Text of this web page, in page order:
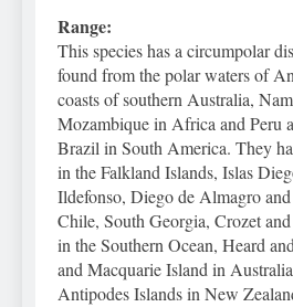
Range:
This species has a circumpolar
found from the polar waters of
coasts of southern Australia,
Mozambique in Africa and Peru
Brazil in South America. They
in the Falkland Islands, Islas
Ildefonso, Diego de Almagro
Chile, South Georgia, Crozet
in the Southern Ocean, Heard
and Macquarie Island in
Antipodes Islands in New